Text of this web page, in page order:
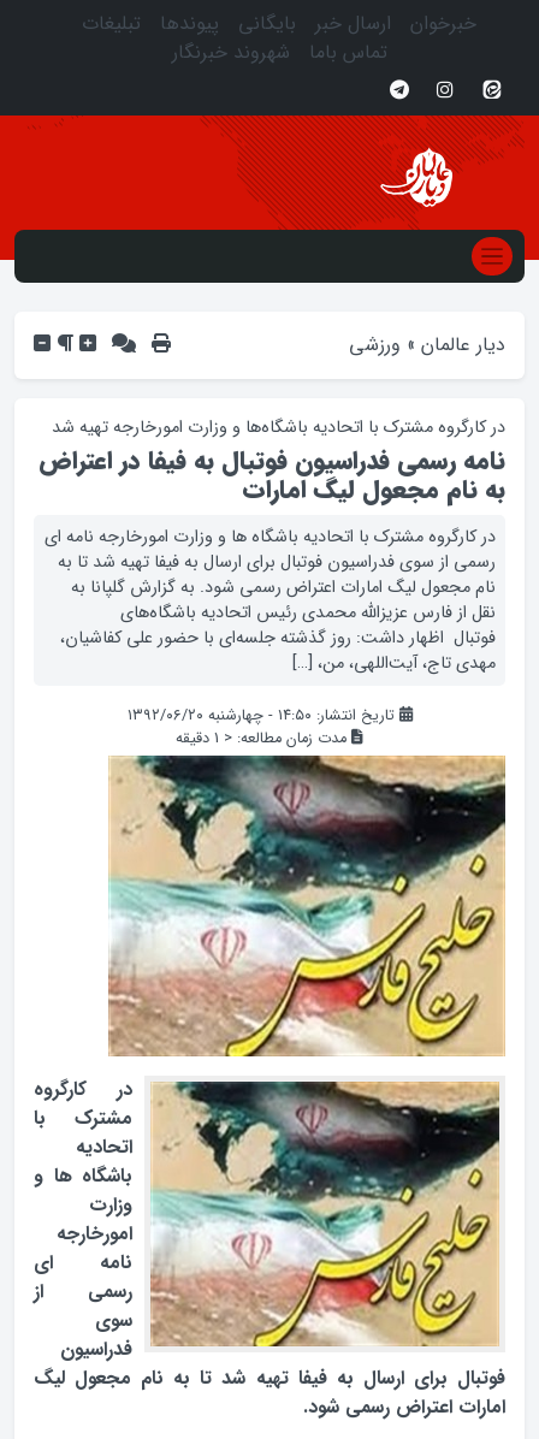
خبرخوان ارسال خبر بایگانی پیوندها
تبلیغات
تماس باما
شهروند خبرنگار
دیار عالمان » ورزشی
در کارگروه مشترک با اتحادیه باشگاه‌ها و وزارت امورخارجه تهیه شد
نامه رسمی فدراسیون فوتبال به فیفا در اعتراض
به نام مجعول لیگ امارات
در کارگروه مشترک با اتحادیه باشگاه ها و وزارت امورخارجه نامه ای
رسمی از سوی فدراسیون فوتبال برای ارسال به فیفا تهیه شد تا به
نام مجعول لیگ امارات اعتراض رسمی شود. به گزارش گلپانا به
نقل از فارس عزیزالله محمدی رئیس اتحادیه باشگاه‌های
فوتبال اظهار داشت:‌ روز گذشته جلسه‌ای با حضور علی کفاشیان،
مهدی تاج، آیت‌اللهی، من، […]
تاریخ انتشار: ۱۴:۵۰ - چهارشنبه ۱۳۹۲/۰۶/۲۰
مدت زمان مطالعه: < 1 دقیقه
در کارگروه
مشترک با
اتحادیه
باشگاه ها و
وزارت
امورخارجه
نامه ای
رسمی از
سوی
فدراسیون
فوتبال برای ارسال به فیفا تهیه شد تا به نام مجعول لیگ
امارات اعتراض رسمی شود.